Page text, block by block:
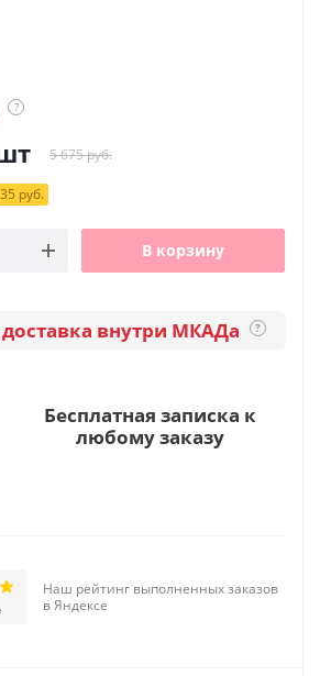
?
5 675 руб.
руб.
В корзину
доставка внутри МКАДа ?
Бесплатная записка к
любому заказу
Наш рейтинг выполненных заказов
в Яндексе